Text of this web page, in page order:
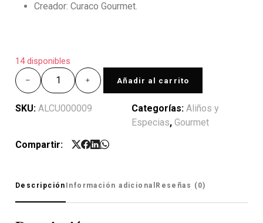
Creador: Curaco Gourmet.
14 disponibles
Añadir al carrito
SKU: ALCU000009 Categorías: Aliños y
Especias, Gourmet
Compartir:
Descripción Información adicional Reseñas (0)